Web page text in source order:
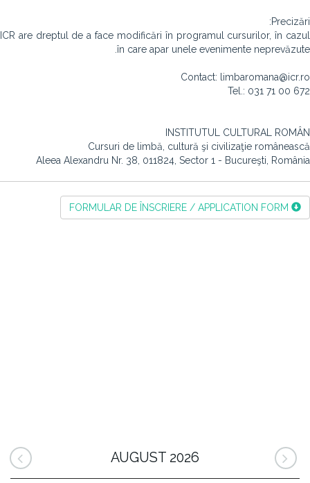
Precizări:
ICR are dreptul de a face modificări în programul cursurilor, în cazul
în care apar unele evenimente neprevăzute.
Contact: limbaromana@icr.ro
Tel.: 031 71 00 672
INSTITUTUL CULTURAL ROMÂN
Cursuri de limbă, cultură şi civilizaţie românească
Aleea Alexandru Nr. 38, 011824, Sector 1 - Bucureşti, România
AUGUST 2026